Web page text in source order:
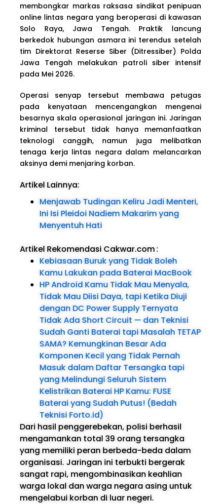
membongkar markas raksasa sindikat penipuan
online lintas negara yang beroperasi di kawasan
Solo Raya, Jawa Tengah. Praktik lancung
berkedok hubungan asmara ini terendus setelah
tim Direktorat Reserse Siber (Ditressiber) Polda
Jawa Tengah melakukan patroli siber intensif
pada Mei 2026.
Operasi senyap tersebut membawa petugas
pada kenyataan mencengangkan mengenai
besarnya skala operasional jaringan ini. Jaringan
kriminal tersebut tidak hanya memanfaatkan
teknologi canggih, namun juga melibatkan
tenaga kerja lintas negara dalam melancarkan
aksinya demi menjaring korban.
Artikel Lainnya:
Menjawab Tudingan Keliru Jadi Menteri,
Ini Isi Pleidoi Nadiem Makarim yang
Menyentuh Hati
Artikel Rekomendasi Cakwar.com:
Kebiasaan Buruk yang Tidak Boleh
Kamu Lakukan pada Baterai MacBook
HP Android Kamu Tidak Mau Menyala,
Tidak Mau Diisi Daya, tapi Ketika Diuji
dengan DC Power Supply Ternyata
Tidak Ada Short Circuit — dan Teknisi
Sudah Ganti Baterai tapi Masalah TETAP
SAMA? Kemungkinan Besar Ada
Komponen Kecil yang Tidak Pernah
Masuk dalam Daftar Tersangka tapi
yang Melindungi Seluruh Sistem
Kelistrikan Baterai HP Kamu: FUSE
Baterai yang Sudah Putus! (Bedah
Teknisi Forto.id)
Dari hasil penggerebekan, polisi berhasil
mengamankan total 39 orang tersangka
yang memiliki peran berbeda-beda dalam
organisasi. Jaringan ini terbukti bergerak
sangat rapi, mengombinasikan keahlian
warga lokal dan warga negara asing untuk
mengelabui korban di luar negeri.